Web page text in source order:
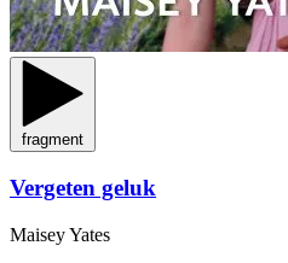
fragment
Vergeten geluk
Maisey Yates